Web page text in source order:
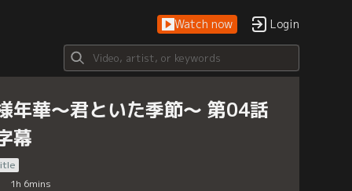
Watch now Login
年華～君といた季節～ 第04話
幕
1h 6mins